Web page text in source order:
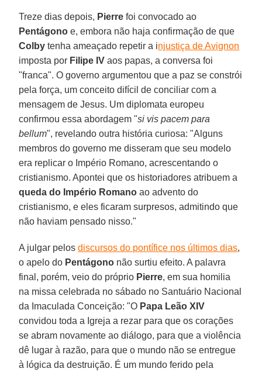
Treze dias depois, Pierre foi convocado ao
Pentágono e, embora não haja confirmação de que
Colby tenha ameaçado repetir a injustiça de Avignon
imposta por Filipe IV aos papas, a conversa foi
"franca". O governo argumentou que a paz se constrói
pela força, um conceito difícil de conciliar com a
mensagem de Jesus. Um diplomata europeu
confirmou essa abordagem "si vis pacem para
bellum", revelando outra história curiosa: "Alguns
membros do governo me disseram que seu modelo
era replicar o Império Romano, acrescentando o
cristianismo. Apontei que os historiadores atribuem a
queda do Império Romano ao advento do
cristianismo, e eles ficaram surpresos, admitindo que
não haviam pensado nisso."
A julgar pelosdiscursos do pontífice nos últimos dias,
o apelo do Pentágono não surtiu efeito. A palavra
final, porém, veio do próprio Pierre, em sua homilia
na missa celebrada no sábado no Santuário Nacional
da Imaculada Conceição: "O Papa Leão XIV
convidou toda a Igreja a rezar para que os corações
se abram novamente ao diálogo, para que a violência
dê lugar à razão, para que o mundo não se entregue
à lógica da destruição. É um mundo ferido pela